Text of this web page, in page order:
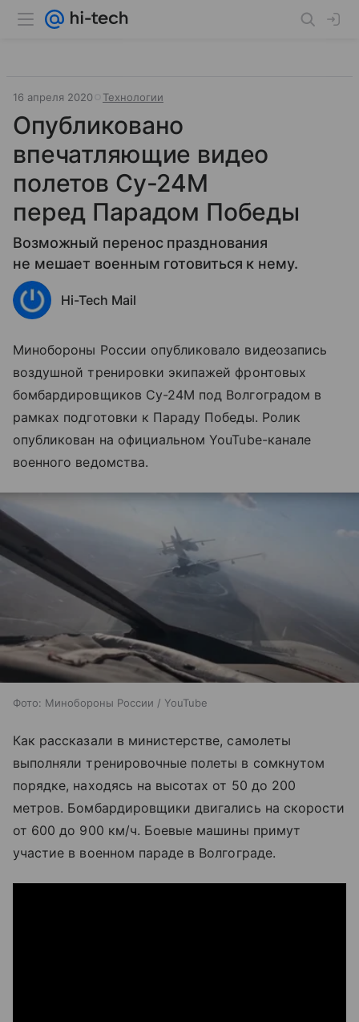
16 апреля 2020 Технологии
Опубликовано
впечатляющие видео
полетов Су-24М
перед Парадом Победы
Возможный перенос празднования
не мешает военным готовиться к нему.
Hi-Tech Mail
Минобороны России опубликовало видеозапись
воздушной тренировки экипажей фронтовых
бомбардировщиков Су-24М под Волгоградом в
рамках подготовки к Параду Победы. Ролик
опубликован на официальном YouTube-канале
военного ведомства.
Фото: Минобороны России / YouTube
Как рассказали в министерстве, самолеты
выполняли тренировочные полеты в сомкнутом
порядке, находясь на высотах от 50 до 200
метров. Бомбардировщики двигались на скорости
от 600 до 900 км/ч. Боевые машины примут
участие в военном параде в Волгограде.